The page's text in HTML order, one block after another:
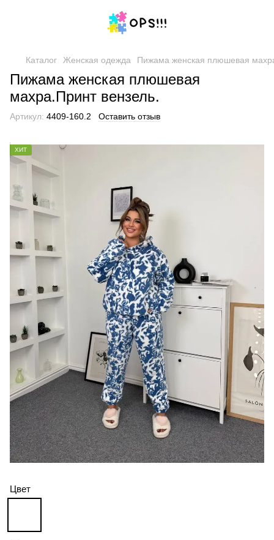
Каталог Женская одежда Пижама женская плюшевая
Пижама женская плюшевая
махра.Принт вензель.
Артикул: 4409-160.2 Оставить отзыв
ХИТ
Цвет